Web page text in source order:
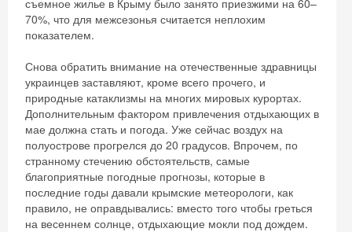
съемное жилье в Крыму было занято приезжими на 60–
70%, что для межсезонья считается неплохим
показателем.
Снова обратить внимание на отечественные здравницы
украинцев заставляют, кроме всего прочего, и
природные катаклизмы на многих мировых курортах.
Дополнительным фактором привлечения отдыхающих в
мае должна стать и погода. Уже сейчас воздух на
полуострове прогрелся до 20 градусов. Впрочем, по
странному стечению обстоятельств, самые
благоприятные погодные прогнозы, которые в
последние годы давали крымские метеорологи, как
правило, не оправдывались: вместо того чтобы греться
на весеннем солнце, отдыхающие мокли под дождем.